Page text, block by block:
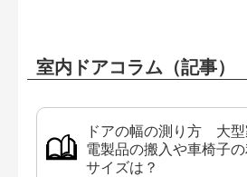
室内ドアコラム（記事）
ドアの幅の測り方 大
電製品の搬入や車椅子
サイズは？